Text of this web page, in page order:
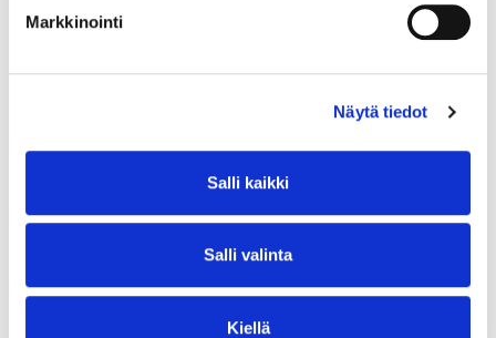
Markkinointi
Näytä tiedot
Salli kaikki
Salli valinta
Kiellä
Yrityskumppani